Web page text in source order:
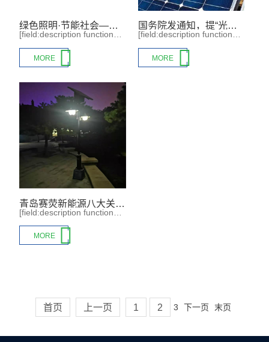
绿色照明·节能社会—— 欢迎光临青岛赛荧新能源有限公司官网
[field:description function="cn_substr(@me,300)"/]
MORE 
国务院发通知，提“光伏+”新模式
[field:description function="cn_substr(@me,300)"/]
MORE 
青岛赛荧新能源八大关太阳能景观灯品质保证
MORE 
首页 上一页 1 2 3 下一页 末页